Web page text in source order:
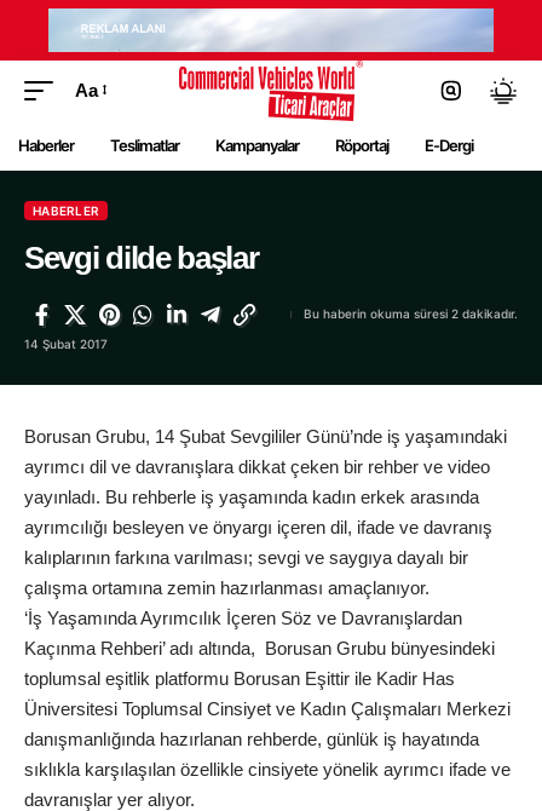
Aa
Haberler Teslimatlar Kampanyalar Röportaj E-Dergi
HABERLER
Sevgi dilde başlar
14 Şubat 2017
Bu haberin okuma süresi 2 dakikadır.
Borusan Grubu, 14 Şubat Sevgililer Günü’nde iş yaşamındaki
ayrımcı dil ve davranışlara dikkat çeken bir rehber ve video
yayınladı. Bu rehberle iş yaşamında kadın erkek arasında
ayrımcılığı besleyen ve önyargı içeren dil, ifade ve davranış
kalıplarının farkına varılması; sevgi ve saygıya dayalı bir
çalışma ortamına zemin hazırlanması amaçlanıyor.
‘İş Yaşamında Ayrımcılık İçeren Söz ve Davranışlardan
Kaçınma Rehberi’ adı altında, Borusan Grubu bünyesindeki
toplumsal eşitlik platformu Borusan Eşittir ile Kadir Has
Üniversitesi Toplumsal Cinsiyet ve Kadın Çalışmaları Merkezi
danışmanlığında hazırlanan rehberde, günlük iş hayatında
sıklıkla karşılaşılan özellikle cinsiyete yönelik ayrımcı ifade ve
davranışlar yer alıyor.